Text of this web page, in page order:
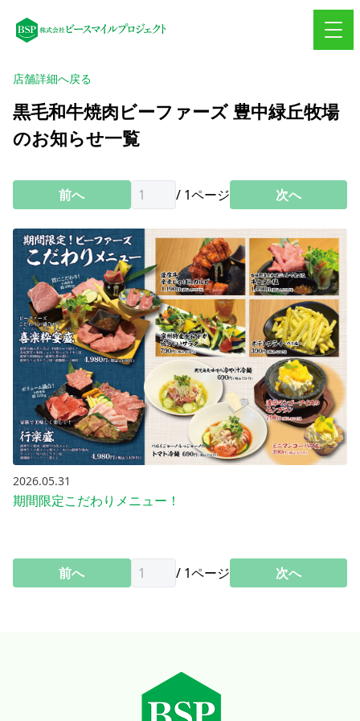
店舗詳細へ戻る
黒毛和牛焼肉ビーファーズ 豊中緑丘牧場
のお知らせ一覧
前へ / 1ページ 次へ
2026.05.31
期間限定こだわりメニュー！
前へ / 1ページ 次へ